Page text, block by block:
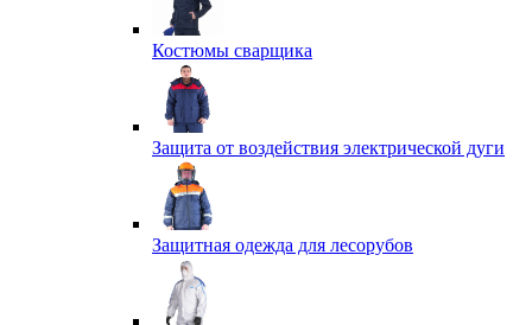
Костюмы сварщика
Защита от воздействия электрической дуги
Защитная одежда для лесорубов